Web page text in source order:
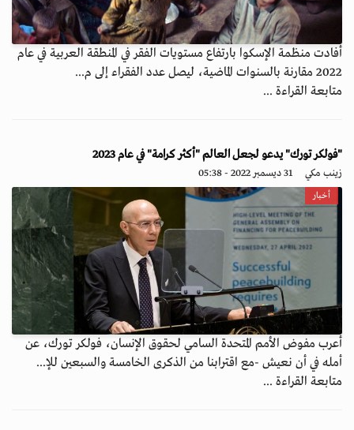
أفادت منظمة الإسكوا بارتفاع مستويات الفقر في المنطقة العربية في عام
2022 مقارنة بالسنوات الماضية، ليصل عدد الفقراء إلى م...
متابعة القراءة ...
"فولكر تورك" يدعو لجعل العالم "أكثر كرامة" في عام 2023
زينب مكي 31 ديسمبر 2022 - 05:38
أخبار
أعرب مفوض الأمم المتحدة السامي لحقوق الإنسان، فولكر تورك، عن
أمله في أن نعيش -مع اقترابنا من الذكرى الخامسة والسبعين للإ...
متابعة القراءة ...